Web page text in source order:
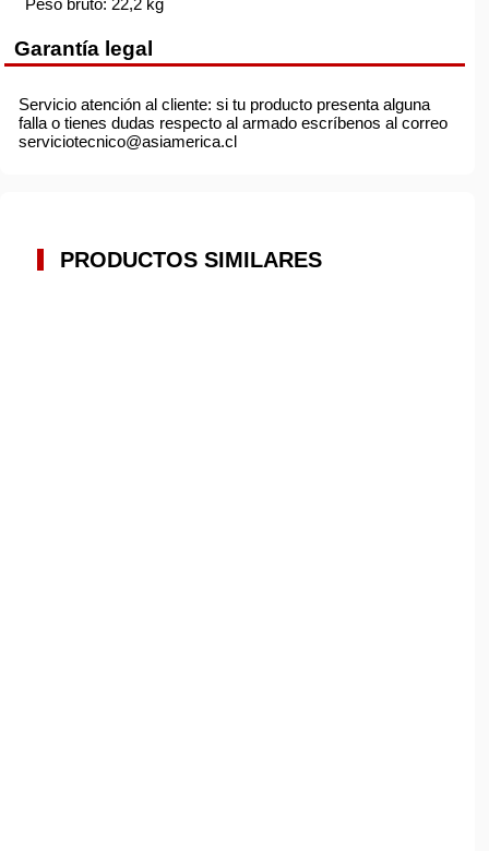
Garantía legal
Servicio atención al cliente: si tu producto presenta alguna
falla o tienes dudas respecto al armado escríbenos al correo
serviciotecnico@asiamerica.cl
PRODUCTOS SIMILARES